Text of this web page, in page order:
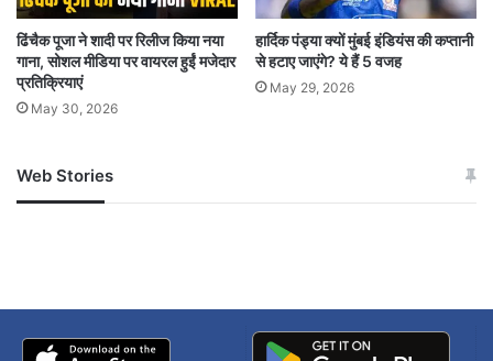
Contaminated Drinking Water
Diarrhea Outbreak
ढिंचैक पूजा ने शादी पर रिलीज किया नया
गाना, सोशल मीडिया पर वायरल हुईं मजेदार
प्रतिक्रियाएं
May 30, 2026
हार्दिक पंड्या क्यों मुंबई इंडियंस की कप्तानी
से हटाए जाएंगे? ये हैं 5 वजह
May 29, 2026
Web Stories
जम्मू-कश्मीर में बारिश से
अपडेट
खाई में धक्का… आरोपियों ने